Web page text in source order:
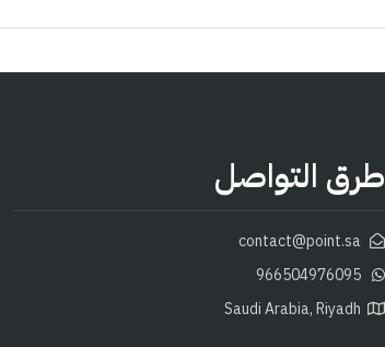
طرق التواصل
contact@point.sa
966504976095
Saudi Arabia, Riyadh